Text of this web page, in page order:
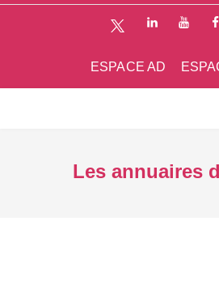
ESPACE AD
Les annuaires